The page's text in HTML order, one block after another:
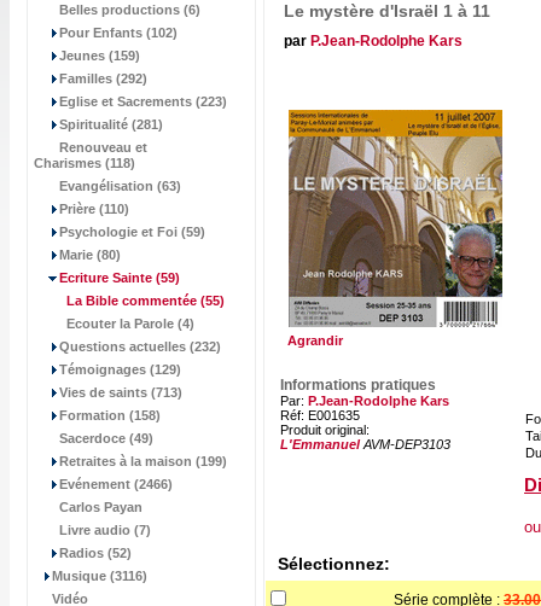
Belles productions (6)
Pour Enfants (102)
Jeunes (159)
Familles (292)
Eglise et Sacrements (223)
Spiritualité (281)
Renouveau et
Charismes (118)
Evangélisation (63)
Prière (110)
Psychologie et Foi (59)
Marie (80)
Ecriture Sainte (59)
La Bible commentée (55)
Ecouter la Parole (4)
Questions actuelles (232)
Témoignages (129)
Vies de saints (713)
Formation (158)
Sacerdoce (49)
Retraites à la maison (199)
Evénement (2466)
Carlos Payan
Livre audio (7)
Radios (52)
Musique (3116)
Vidéo
Le mystère d'Israël 1 à 11
par P.Jean-Rodolphe Kars
Agrandir
Informations pratiques
Par: P.Jean-Rodolphe Kars
Réf: E001635
Produit original:
L'EmmanuelAVM-DEP3103
Sélectionnez:
Série complète : 33.00